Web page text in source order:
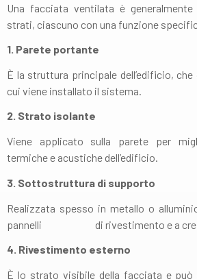
Una facciata ventilata è
strati, ciascuno con una funzione
1. Parete portante
È la struttura principale dell’edificio,
cui viene installato il sistema.
2. Strato isolante
Viene applicato sulla parete per
termiche e acustiche dell’edificio.
3. Sottostruttura di supporto
Realizzata spesso in metallo o
pannelli di rivestimento e a
4. Rivestimento esterno
È lo strato visibile della facciata e può